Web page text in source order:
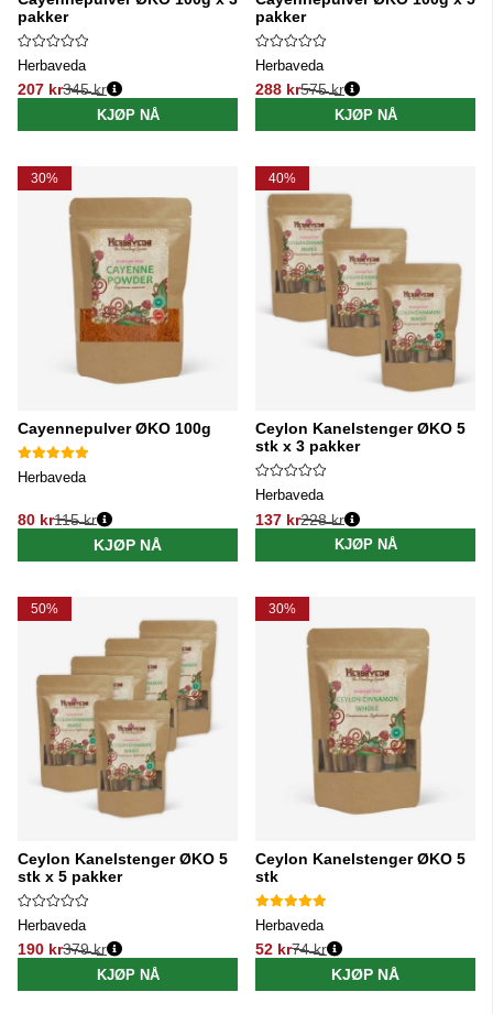
pakker
Herbaveda
207 kr
Vanlig pris:
345 kr
KJØP NÅ
pakker
Herbaveda
288 kr
Vanlig pris:
575 kr
KJØP NÅ
30%
Cayennepulver ØKO 100g
Herbaveda
80 kr
Vanlig pris:
115 kr
KJØP NÅ
40%
Ceylon Kanelstenger ØKO 5
stk x 3 pakker
Herbaveda
137 kr
Vanlig pris:
228 kr
KJØP NÅ
50%
Ceylon Kanelstenger ØKO 5
stk x 5 pakker
Herbaveda
190 kr
Vanlig pris:
379 kr
KJØP NÅ
30%
Ceylon Kanelstenger ØKO 5
stk
Herbaveda
52 kr
Vanlig pris:
74 kr
KJØP NÅ